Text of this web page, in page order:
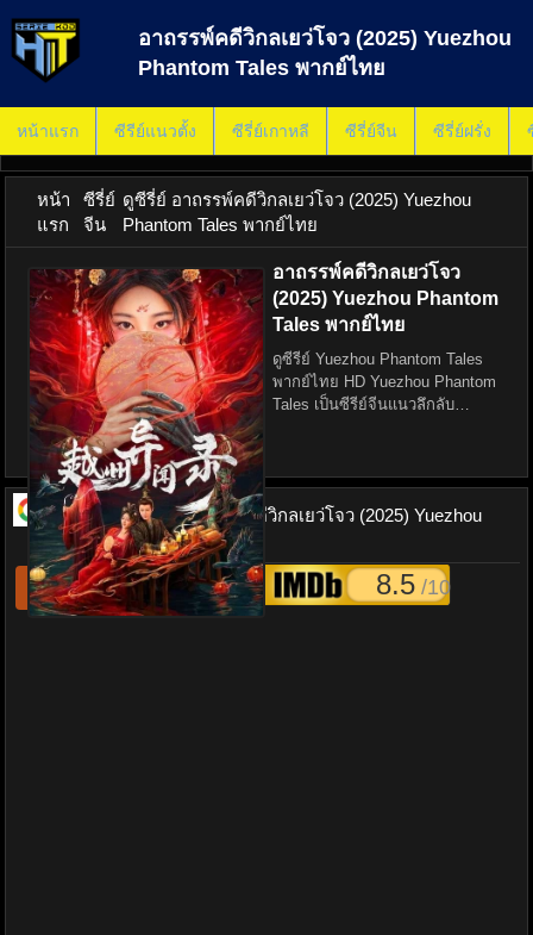
อาถรรพ์คดีวิกลเยว่โจว (2025) Yuezhou
Phantom Tales พากย์ไทย
หน้าแรก ซีรีย์แนวตั้ง ซีรี่ย์เกาหลี ซีรี่ย์จีน ซีรี่ย์ฝรั่ง
หน้า
แรก
ซีรี่ย์
จีน
ดูซีรี่ย์ อาถรรพ์คดีวิกลเยว่โจว (2025) Yuezhou
Phantom Tales พากย์ไทย
อาถรรพ์คดีวิกลเยว่โจว
(2025) Yuezhou Phantom
Tales พากย์ไทย
ดูซีรีย์ Yuezhou Phantom Tales
พากย์ไทย HD Yuezhou Phantom
Tales เป็นซีรีย์จีนแนวลึกลับ
การเล่าเรื่องที่น่าติดตาม และ
ดูซีรี่ย์ ออนไลน์ อาถรรพ์คดีวิกลเยว่โจว (2025) Yuezhou
Phantom Tales พากย์ไทย
รีเฟชหนังไม่เล่น แจ้งหนังเสีย 8.5 /10